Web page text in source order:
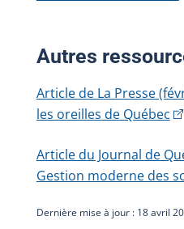
Autres
Article de La Presse
les oreilles de Québec
Article du Journal de
Gestion moderne des
Dernière mise à jour : 18 avril